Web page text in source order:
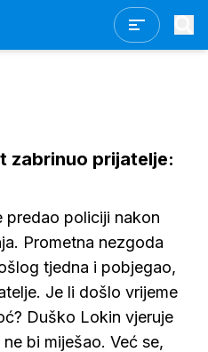
zabrinuo prijatelje:
predao policiji nakon
Prometna nezgoda
tjedna i pobjegao,
Je li došlo vrijeme
Duško Lokin vjeruje
bi miješao. Već se,